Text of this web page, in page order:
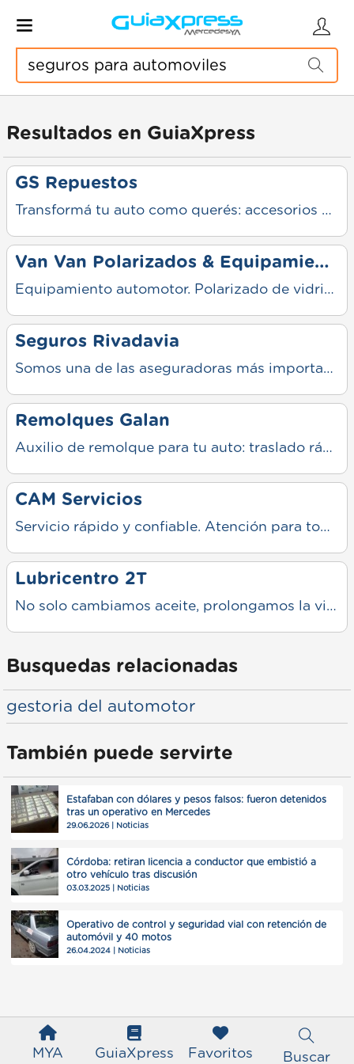
MYA GuiaXpress Favoritos Buscar
Resultados en GuiaXpress
GS Repuestos
Transformá tu auto como querés: accesorios para el automotor con lo último en audio, iluminación, confort y cuidado. Gran variedad, calidad asegurada y asesoramiento para cada detalle. Aprovechá nuestros precios y equipá tu vehículo al máximo.
Van Van Polarizados & Equipamientos
Equipamiento automotor. Polarizado de vidrios, instalación de accesorios y personalización de utilitarios y camionetas. Servicio orientado a mejorar funcionalidad, confort y estética del vehículo con asesoramiento personalizado.
Seguros Rivadavia
Somos una de las aseguradoras más importantes de la República Argentina y trabajamos día a día para mantener este lugar de privilegio. Nunca dejando de lado nuestra esencia y nuestros valores fundamentales.
Remolques Galan
Auxilio de remolque para tu auto: traslado rápido y seguro ante averías o accidentes. Servicio confiable, atención profesional y asistencia inmediata para que tu vehículo llegue sin problemas a destino.
CAM Servicios
Servicio rápido y confiable. Atención para todo tipo de vehículos, brindando soluciones rápidas y seguras. Realizamos reparación de cubiertas, parches, balanceo y control general para que sigas tu camino sin problemas.
Lubricentro 2T
No solo cambiamos aceite, prolongamos la vida útil de tu vehículo. Somos un equipo de profesionales apasionados por el mantenimiento preventivo, convencidos de que un motor bien cuidado es sinónimo de seguridad y ahorro para vos.
Busquedas relacionadas
gestoria del automotor
También puede servirte
Estafaban con dólares y pesos falsos: fueron detenidos
tras un operativo en Mercedes
29.06.2026 | Noticias
Córdoba: retiran licencia a conductor que embistió a
otro vehículo tras discusión
03.03.2025 | Noticias
Operativo de control y seguridad vial con retención de
automóvil y 40 motos
26.04.2024 | Noticias